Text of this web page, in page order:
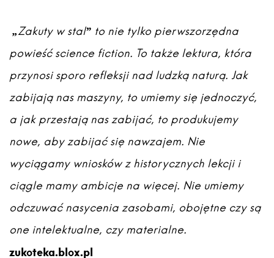
„Zakuty w stal” to nie tylko pierwszorzędna
powieść science fiction. To także lektura, która
przynosi sporo refleksji nad ludzką naturą. Jak
zabijają nas maszyny, to umiemy się jednoczyć,
a jak przestają nas zabijać, to produkujemy
nowe, aby zabijać się nawzajem. Nie
wyciągamy wniosków z historycznych lekcji i
ciągle mamy ambicje na więcej. Nie umiemy
odczuwać nasycenia zasobami, obojętne czy są
one intelektualne, czy materialne.
zukoteka.blox.pl